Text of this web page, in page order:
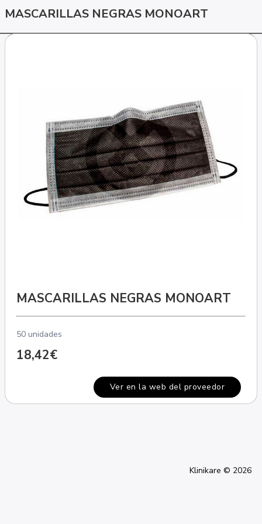
MASCARILLAS NEGRAS MONOART
MASCARILLAS NEGRAS MONOART
50 unidades
18,42€
Ver en la web del proveedor
Klinikare © 2026